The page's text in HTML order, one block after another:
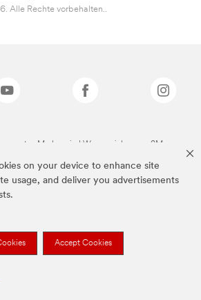
on your device to enhance site
usage, and deliver you advertisements
Accept Cookies
Alle Rechte vorbehalten..
Marken sind Warenzeichen von 3M.